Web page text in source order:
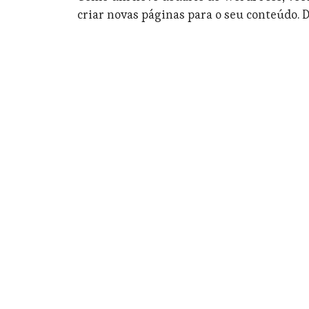
criar novas páginas para o seu conteúdo.